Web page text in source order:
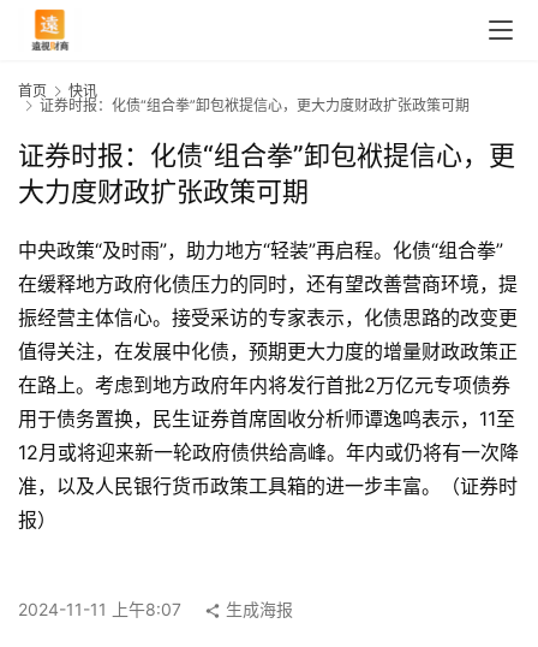
首
页
讯
首页
快讯
证券时报：化债“组合拳”卸包袱提信心，更大力度财政扩张政策可期
证券时报：化债“组合拳”卸包袱提信心，更
大力度财政扩张政策可期
中央政策“及时雨”，助力地方“轻装”再启程。化债“组合拳”
在缓释地方政府化债压力的同时，还有望改善营商环境，提
振经营主体信心。接受采访的专家表示，化债思路的改变更
值得关注，在发展中化债，预期更大力度的增量财政政策正
在路上。考虑到地方政府年内将发行首批2万亿元专项债券
用于债务置换，民生证券首席固收分析师谭逸鸣表示，11至
12月或将迎来新一轮政府债供给高峰。年内或仍将有一次降
准，以及人民银行货币政策工具箱的进一步丰富。（证券时
报）
2024-11-11 上午8:07 生成海报